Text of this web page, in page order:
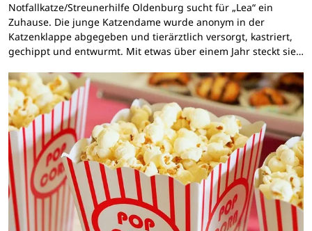
Notfallkatze/Streunerhilfe Oldenburg sucht für „Lea“ ein
Zuhause. Die junge Katzendame wurde anonym in der
Katzenklappe abgegeben und tierärztlich versorgt, kastriert,
gechippt und entwurmt. Mit etwas über einem Jahr steckt sie…